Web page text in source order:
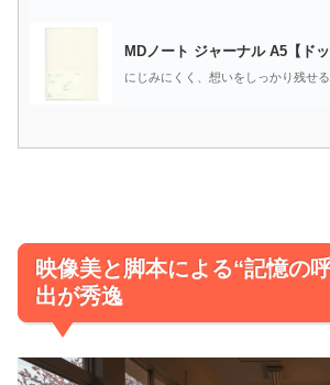
MDノート ジャーナル A5【ドッ
にじみにくく、想いをしっかり残せ
映像美と脚本による“記憶の
出が秀逸